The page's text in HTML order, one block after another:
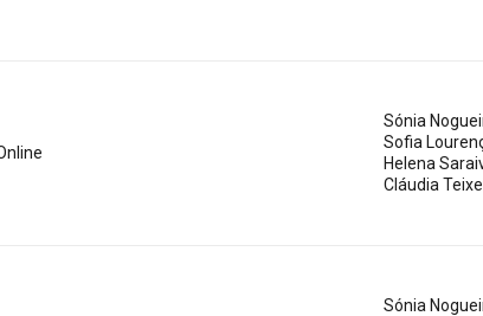
Sónia
Sofia
Helena
Cláudia
Sónia